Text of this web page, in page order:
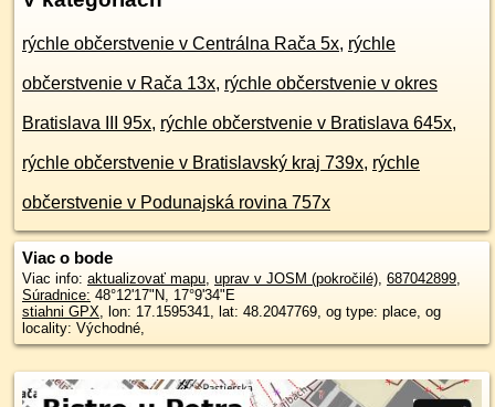
rýchle občerstvenie v Centrálna Rača 5x, rýchle
občerstvenie v Rača 13x, rýchle občerstvenie v okres
Bratislava III 95x, rýchle občerstvenie v Bratislava 645x,
rýchle občerstvenie v Bratislavský kraj 739x, rýchle
občerstvenie v Podunajská rovina 757x
Viac o bode
Viac info: aktualizovať mapu, uprav v JOSM (pokročilé), 687042899,
Súradnice: 48°12'17"N, 17°9'34"E
stiahni GPX, lon: 17.1595341, lat: 48.2047769, og type: place, og
locality: Východné,